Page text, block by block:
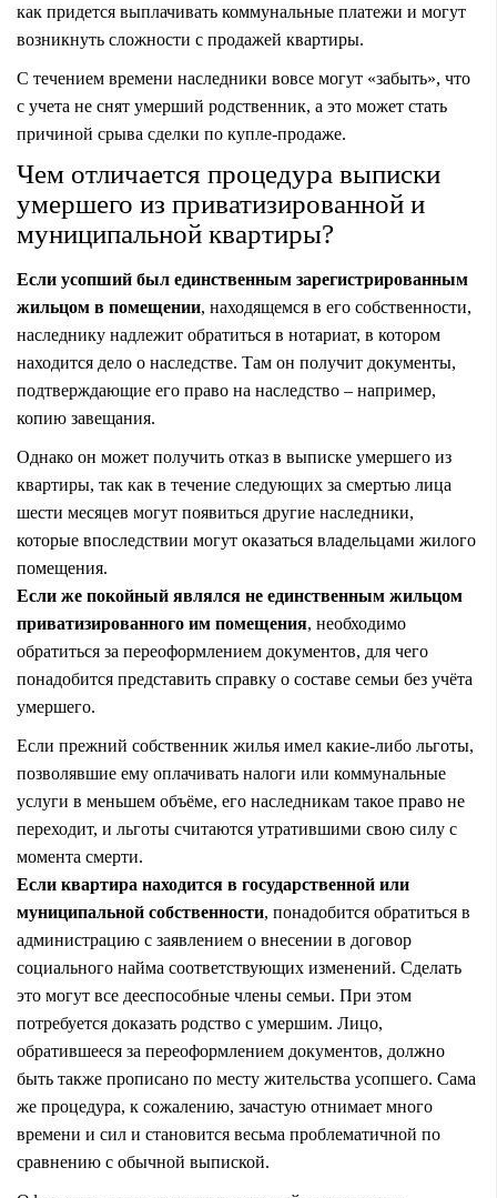
как придется выплачивать коммунальные платежи и могут
возникнуть сложности с продажей квартиры.
С течением времени наследники вовсе могут «забыть», что
с учета не снят умерший родственник, а это может стать
причиной срыва сделки по купле-продаже.
Чем отличается процедура выписки
умершего из приватизированной и
муниципальной квартиры?
Если усопший был единственным зарегистрированным
жильцом в помещении, находящемся в его собственности,
наследнику надлежит обратиться в нотариат, в котором
находится дело о наследстве. Там он получит документы,
подтверждающие его право на наследство – например,
копию завещания.
Однако он может получить отказ в выписке умершего из
квартиры, так как в течение следующих за смертью лица
шести месяцев могут появиться другие наследники,
которые впоследствии могут оказаться владельцами жилого
помещения.
Если же покойный являлся не единственным жильцом
приватизированного им помещения, необходимо
обратиться за переоформлением документов, для чего
понадобится представить справку о составе семьи без учёта
умершего.
Если прежний собственник жилья имел какие-либо льготы,
позволявшие ему оплачивать налоги или коммунальные
услуги в меньшем объёме, его наследникам такое право не
переходит, и льготы считаются утратившими свою силу с
момента смерти.
Если квартира находится в государственной или
муниципальной собственности, понадобится обратиться в
администрацию с заявлением о внесении в договор
социального найма соответствующих изменений. Сделать
это могут все дееспособные члены семьи. При этом
потребуется доказать родство с умершим. Лицо,
обратившееся за переоформлением документов, должно
быть также прописано по месту жительства усопшего. Сама
же процедура, к сожалению, зачастую отнимает много
времени и сил и становится весьма проблематичной по
сравнению с обычной выпиской.